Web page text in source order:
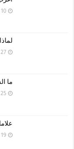
10 يناير، 2019
27 سبتمبر، 2018
ما
25 سبتمبر، 2018
19 سبتمبر، 2018